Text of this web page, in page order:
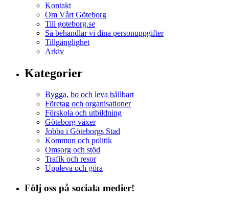
Kontakt
Om Vårt Göteborg
Till goteborg.se
Så behandlar vi dina personuppgifter
Tillgänglighet
Arkiv
Kategorier
Bygga, bo och leva hållbart
Företag och organisationer
Förskola och utbildning
Göteborg växer
Jobba i Göteborgs Stad
Kommun och politik
Omsorg och stöd
Trafik och resor
Uppleva och göra
Följ oss på sociala medier!